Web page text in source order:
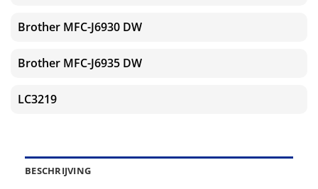
Brother MFC-J6930 DW
Brother MFC-J6935 DW
LC3219
BESCHRIJVING